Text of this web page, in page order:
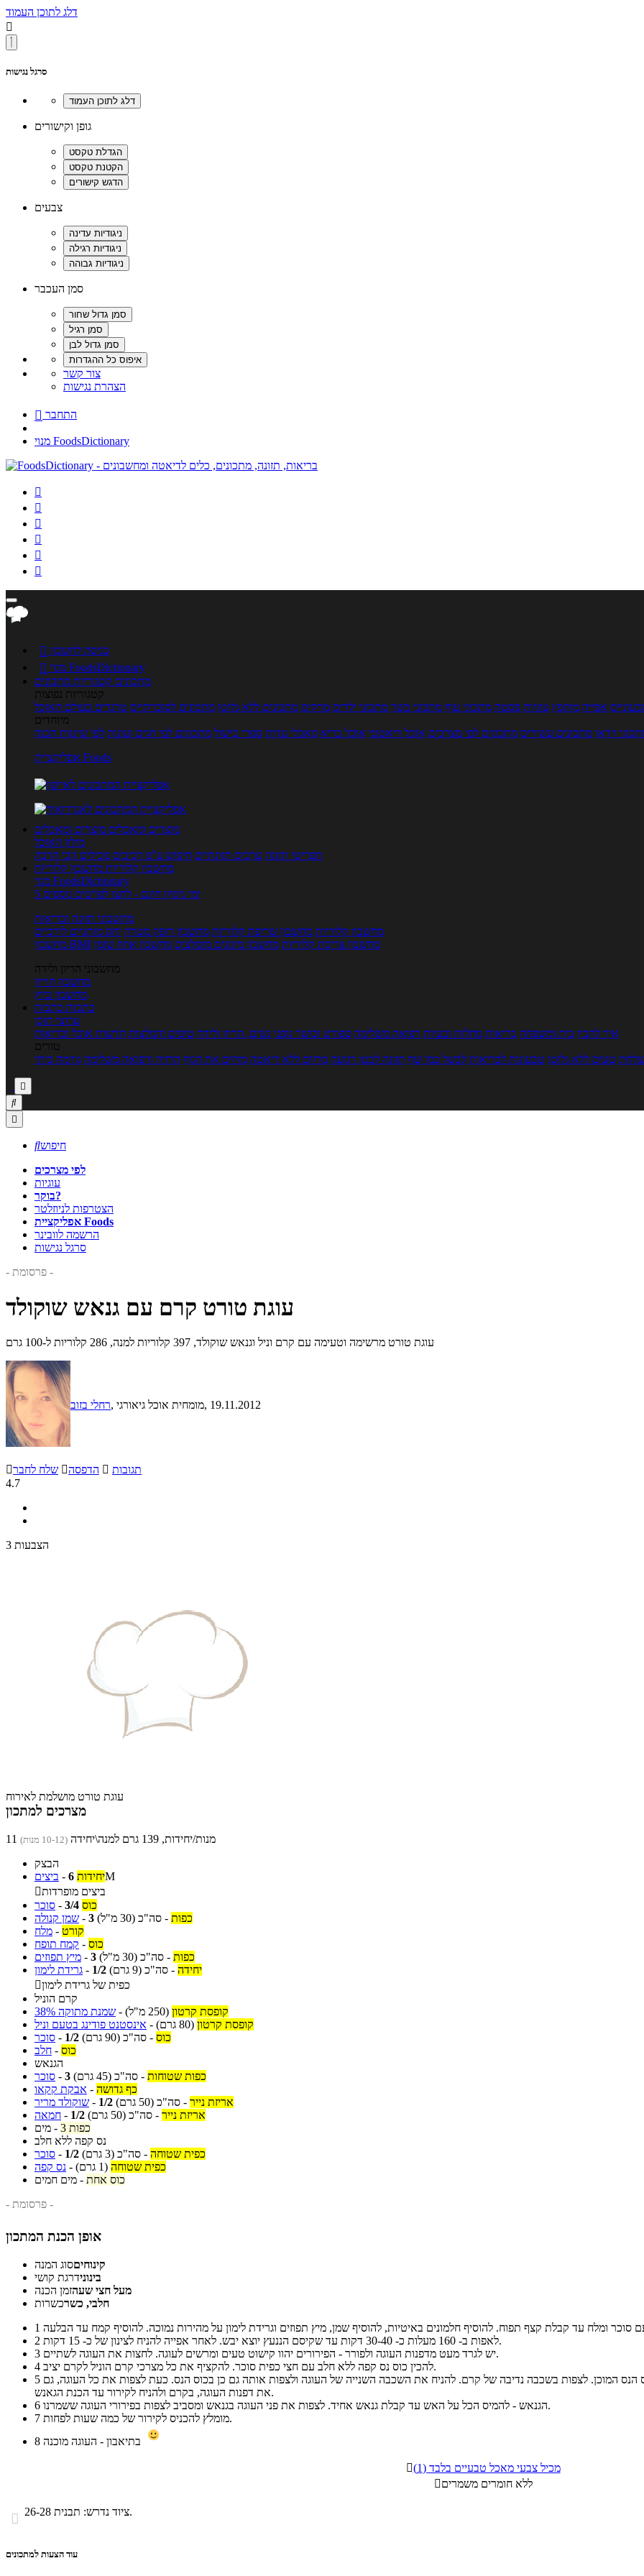
דלג לתוכן העמוד

סרגל נגישות
גופן וקישורים
צבעים
סמן העכבר
צור קשר
הצהרת נגישות
 התחבר
מנוי FoodsDictionary






 כניסה לחשבון

מנוי FoodsDictionary
מתכונים קטגוריות מתכונים
קטגוריות נפוצות
אפייה מוקפץ עוגיות פסטה מתכוני עוף מתכוני בשר מתכוני ילדים מרקים מתכונים ללא גלוטן מתכונים לסוכרתיים טרנדים בעולם האוכל
מיוחדים
וידאו מתכונים עשירים מתכונים לפי מצרכים אוכל דיאטטי אוכל בריא מאכלי עדות ספרי בישול מתכונים לפי חגים ועונות לפי שיטות הכנה
אפליקציית Foods
מוצרים ומאכלים מוצרים ומאכלים
מילון האוכל
תפריטי תזונה ערכים תזונתיים חיפוש ע"פ רכיבים מכילים הכי הרבה
מחשבון קלוריות מחשבון קלוריות
מנוי FoodsDictionary
5 ימי ניסיון חינם - לחצו לפרטים נוספים
מחשבוני תזונה ובריאות
מחשבון קלוריות מחשבון שריפת קלוריות מחשבון דופק מטרה יחס מותניים לירכיים
מחשבון BMI
מחשבון צריכת קלוריות מחשבון מינונים מומלצים מחשבון אחוז שומן
מחשבוני הריון ולידה
מחשבון הריון
מחשבון ביוץ
כתבות כתבות
ערוצי תוכן
איך להכין בית ומשפחה בריאות מחלות ובעיות רפואה משלימה ספורט וכושר גופני נשים, הריון ולידה טיפים והמלצות חדשות אוכל ובריאות
טורים
טעים ללא גלוטן טבעונות לבריאות לבשל כמו שף תזונה לבטן רגועה מרזים ללא דיאטה מזיזים את הגוף הרזיה ורפואה משלימה גורמה ביתי



חיפוש
לפי מצרכים
עוגיות
בוקר?
הצטרפות לניוזלטר
אפליקציית Foods
הרשמה לוובינר
סרגל נגישות
- פרסומת -
עוגת טורט קרם עם גנאש שוקולד
עוגת טורט מרשימה וטעימה עם קרם וניל וגנאש שוקולד, 397 קלוריות למנה, 286 קלוריות ל-100 גרם
רחלי בזוב , מומחית אוכל גיאורגי, 19.11.2012
שלח לחבר הדפסה  תגובות
4.7
3 הצבעות
עוגת טורט מושלמת לאירוח
מצרכים למתכון
11 מנות/יחידות, 139 גרם למנה\יחידה (10-12 מנות)
הבצק
ביצים - 6 יחידותM
ביצים מופרדות
סוכר - 3/4 כוס
שמן קנולה - 3 כפות - סה"כ (30 מ"ל)
מלח - קורט
קמח תופח - כוס
מיץ תפוזים - 3 כפות - סה"כ (30 מ"ל)
גרידת לימון - 1/2 יחידה - סה"כ (9 גרם)
כפית של גרידת לימון
קרם הוניל
שמנת מתוקה 38% - קופסת קרטון (250 מ"ל)
אינסטנט פודינג בטעם וניל - קופסת קרטון (80 גרם)
סוכר - 1/2 כוס - סה"כ (90 גרם)
חלב - כוס
הגנאש
סוכר - 3 כפות שטוחות - סה"כ (45 גרם)
אבקת קקאו - כף גדושה
שוקולד מריר - 1/2 אריזת נייר - סה"כ (50 גרם)
חמאה - 1/2 אריזת נייר - סה"כ (50 גרם)
מים -
3 כפות
נס קפה ללא חלב
סוכר - 1/2 כפית שטוחה - סה"כ (3 גרם)
נס קפה - כפית שטוחה (1 גרם)
מים חמים - כוס אחת
- פרסומת -
אופן הכנת המתכון
קינוחיםסוג המנה
בינונידרגת קושי
מעל חצי שעהזמן הכנה
חלבי, כשרכשרות
1
2
לאפות ב- 160 מעלות כ- 30-40 דקות עד שקיסם הננעץ יוצא יבש. לאחר אפייה להניח לצינון של כ- 15 דקות.
3
יש לגרד מעט מדפנות העוגה ולפורר - הפירורים יהוו קישוט טעים ומרשים לעוגה. לחצות את העוגה לשתיים.
4
להכין כוס נס קפה ללא חלב עם חצי כפית סוכר. להקציף את כל מצרכי קרם הוניל לקרם יציב.
5
את דפנות העוגה, בקרם ולהניח לקירור עד הכנת הגאנש.
6
הגנאש - להמיס הכל על האש עד קבלת גנאש אחיד. לצפות את פני העוגה בגנאש ומסביב לצפות בפירורי העוגה ששמרנו.
7
מומלץ להכניס לקירור של כמה שעות לפחות.
8

מכיל צבעי מאכל טבעיים בלבד (1)
ללא חומרים משמרים
 ציוד נדרש: תבנית 26-28.
עוד הצעות למתכונים